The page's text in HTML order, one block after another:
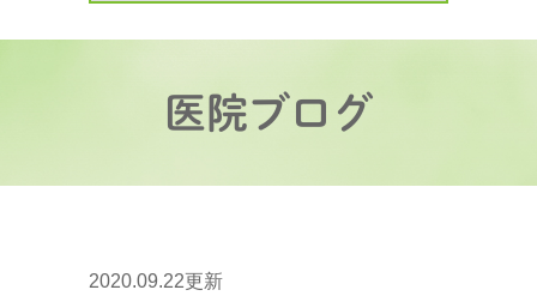
医院ブログ
2020.09.22更新